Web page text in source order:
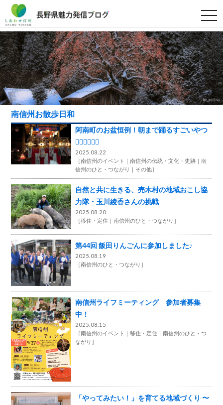
t
o
g
g
l
e
n
a
v
i
g
a
t
n
南信州お散歩日和
阿南町のお盆恒例！朝まで踊るすごいやつ
🤸‍♂️🤸‍♂️🤸‍♂️
2025.08.22
［南信州のイベント 南信州の伝統・文化・史跡
南
信州のひと・つながり
その他］
自然と共に生きる、売木村の地域おこし協
力隊・玉川綾香さんの挑戦
2025.08.20
［移住・定住 南信州のひと・つながり ］
第44回 飯田りんごんに参加しました♪
2025.08.19
［南信州のひと・つながり ］
南信州ライフミーティング 参加者募集
中！
2025.08.15
［南信州のイベント 移住・定住
南信州のひと・つ
ながり ］
「やってみたい！」を育てる地域づくり 〜